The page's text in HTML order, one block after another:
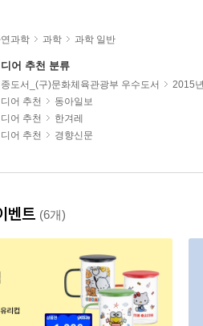
과학 과학 과학 일반
어 추천 분류
도서_(구)문화체육관광부 우수도서
2015
어 추천
동아일보
어 추천
한겨레
어 추천 경향신문
벤트 (6개)